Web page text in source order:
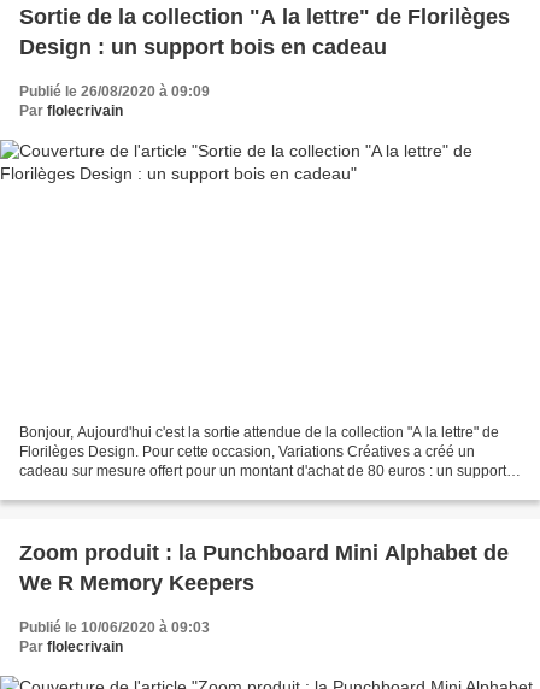
Sortie de la collection "A la lettre" de Florilèges
Design : un support bois en cadeau
Publié le 26/08/2020 à 09:09
Par flolecrivain
Bonjour, Aujourd'hui c'est la sortie attendue de la collection "A la lettre" de
Florilèges Design. Pour cette occasion, Variations Créatives a créé un
cadeau sur mesure offert pour un montant d'achat de 80 euros : un support
Zoom produit : la Punchboard Mini Alphabet de
We R Memory Keepers
Publié le 10/06/2020 à 09:03
Par flolecrivain